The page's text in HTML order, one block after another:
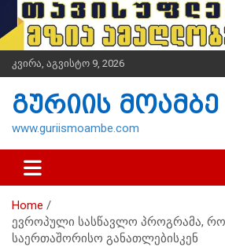
i
t
n
კვირა, აგვისტო 9, 2026
გურიის მოამბე
www.guriismoambe.com
Home
ევროპული სასწავლო პროგრამა,
საერთაშორისო განათლებისკენ